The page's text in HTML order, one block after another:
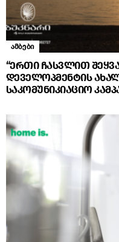
ამბები
“ერთი ჩასვლით
დეველოპმენტის
საკომუნიკიაციო